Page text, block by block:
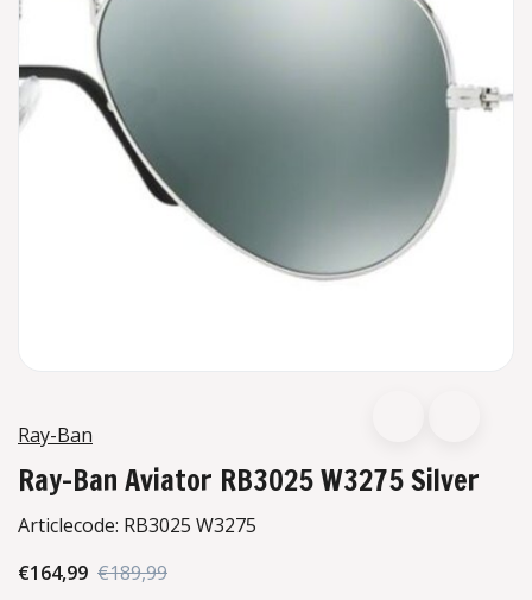
Ray-Ban
Ray-Ban Aviator RB3025 W3275 Silver
Articlecode: RB3025 W3275
€164,99 €189,99